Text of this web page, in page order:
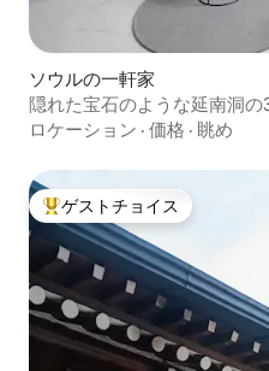
ソウルの一軒家
隠れた宝石のような延南洞の
ンが特別な空間
ロケーション · 価格 · 眺め
大好評のゲストチョイスです。
ゲストチョイス